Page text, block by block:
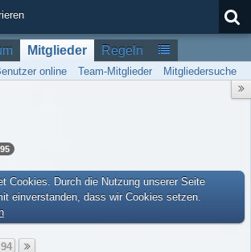
Mitglieder Regeln
online Team-Mitglieder Mitgliedersuche
Cookies. Durch die Nutzung unserer Seite
einverstanden, dass wir Cookies setzen.
94